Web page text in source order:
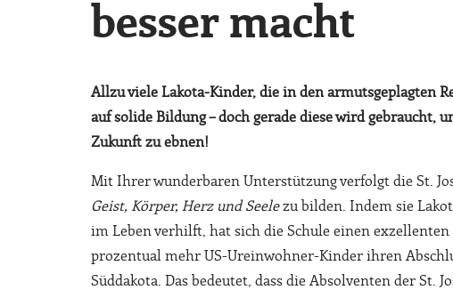
besser macht
Allzu viele Lakota-Kinder, die in den armutsgeplagten
auf solide Bildung – doch gerade diese wird gebraucht,
Zukunft zu ebnen!
Mit Ihrer wunderbaren Unterstützung verfolgt die St.
Geist, Körper, Herz und Seelezu bilden. Indem sie
im Leben verhilft, hat sich die Schule einen
prozentual mehr US-Ureinwohner-Kinder ihren
Süddakota. Das bedeutet, dass die Absolventen der St.